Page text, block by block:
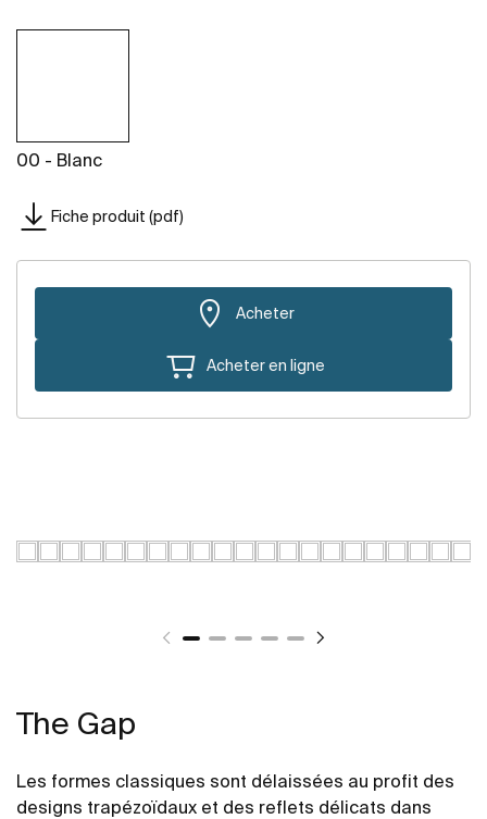
00 - Blanc
Fiche produit (pdf)
Acheter
Acheter en ligne
The Gap
Les formes classiques sont délaissées au profit des
designs trapézoïdaux et des reflets délicats dans